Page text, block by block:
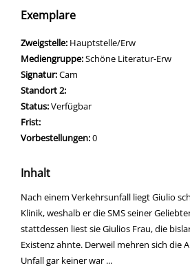
Exemplare
Zweigstelle: Hauptstelle/Erw
Mediengruppe:Schöne Literatur-Erw
Signatur:Cam
Standort 2:
Status:Verfügbar
Frist:
Vorbestellungen:0
Inhalt
Nach einem Verkehrsunfall liegt Giulio
Klinik, weshalb er die SMS seiner
stattdessen liest sie Giulios Frau, die
Existenz ahnte. Derweil mehren sich die
Unfall gar keiner war ...